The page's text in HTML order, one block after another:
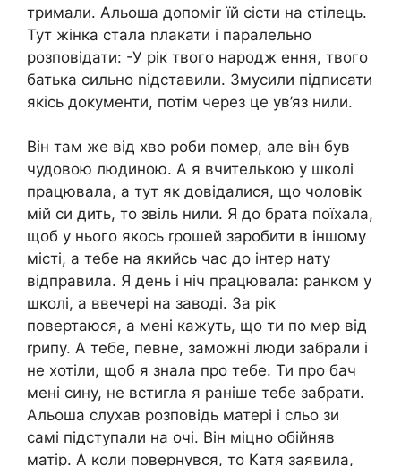
тримали. Альоша допоміг їй сісти на стілець.
Тут жінка стала nлакати і паралельно
розповідати: -У рік твого народж ення, твого
батька сильно nідставили. Змусили підписати
якісь документи, потім через це ув’яз нили.
Він там же від хво роби помер, але він був
чудовою людиною. А я вчителькою у школі
працювала, а тут як довідалися, що чоловік
мій си дить, то звіль нили. Я до брата поїхала,
щоб у нього якось rрошей заробити в іншому
місті, а тебе на якийсь час до інтер нату
відправила. Я день і ніч працювала: ранком у
школі, а ввечері на заводі. За рік
повертаюся, а мені кажуть, що ти по мер від
rрипу. А тебе, певне, заможні люди забрали і
не хотіли, щоб я знала про тебе. Ти про бач
мені сину, не встигла я раніше тебе забрати.
Альоша слухав розповідь матері і сльо зи
самі підступали на очі. Він міцно обійняв
матір. А коли повернувся, то Катя заявила,